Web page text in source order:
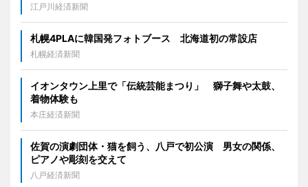
江戸川経済新聞
札幌4PLAに韓国発フォトブース 北海道初の常設店
札幌経済新聞
イオンタウン上里で「伝統芸能まつり」 獅子舞や太鼓、
着物体験も
本庄経済新聞
佐賀の演劇団体・猫を飼う、八戸で初公演 男女の関係、
ピアノや彫刻を交えて
八戸経済新聞